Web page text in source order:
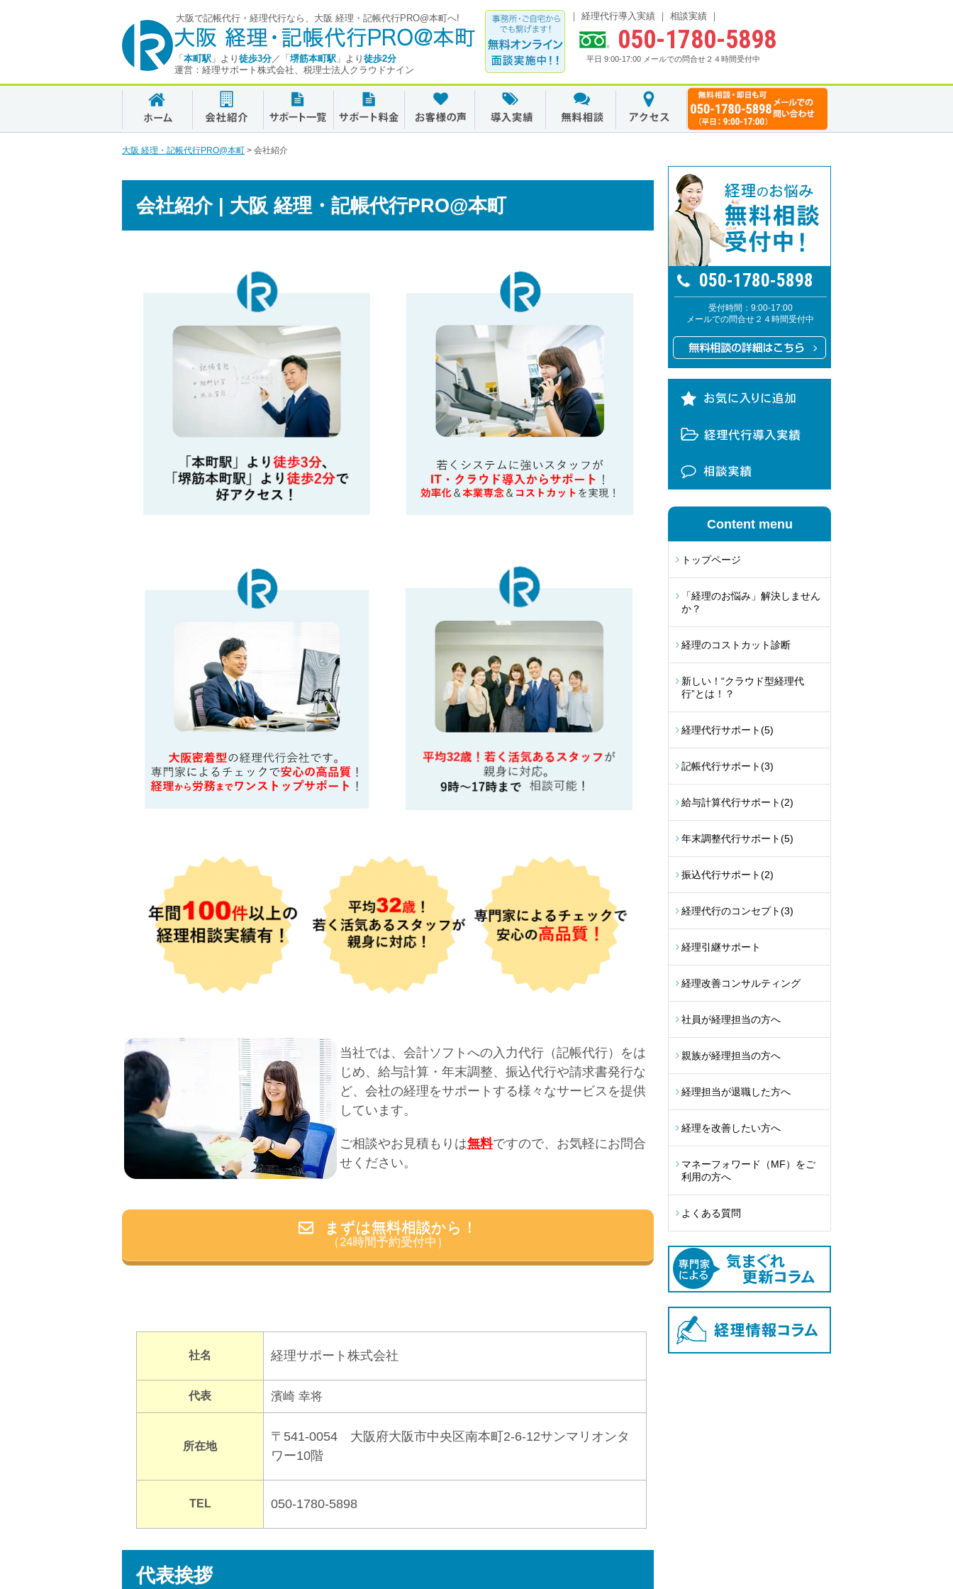
大阪で記帳代行・経理代行なら、大阪 経理・記帳代行PRO@本町へ!
「 本町駅 」より 徒歩3分／「 堺筋本町駅 」より 徒歩2分
運営：経理サポート株式会社、税理士法人クラウドナイン
経理代行導入実績 相談実績
050-1780-5898
平日 9:00-17:00 メールでの問合せ２４時間受付中
大阪 経理・記帳代行PRO@本町 > 会社紹介
050-1780-5898
受付時間：9:00-17:00
メールでの問合せ２４時間受付中
Content menu
トップページ
「経理のお悩み」解決しません
か？
経理のコストカット診断
新しい！“クラウド型経理代
行”とは！？
経理代行サポート(5)
記帳代行サポート(3)
給与計算代行サポート(2)
年末調整代行サポート(5)
振込代行サポート(2)
経理代行のコンセプト(3)
経理引継サポート
経理改善コンサルティング
社員が経理担当の方へ
親族が経理担当の方へ
経理担当が退職した方へ
経理を改善したい方へ
マネーフォワード（MF）をご
利用の方へ
よくある質問
会社紹介 | 大阪 経理・記帳代行PRO@本町
当社では、会計ソフトへの入力代行（記帳代行）をは
じめ、給与計算・年末調整、振込代行や請求書発行な
ど、会社の経理をサポートする様々なサービスを提供
しています。
ご相談やお見積もりは無料ですので、お気軽にお問合
せください。
まずは無料相談から！
（24時間予約受付中）
社名 経理サポート株式会社
代表 濱崎 幸将
所在地
〒541-0054 大阪府大阪市中央区南本町2-6-12サンマリオンタ
ワー10階
TEL 050-1780-5898
代表挨拶